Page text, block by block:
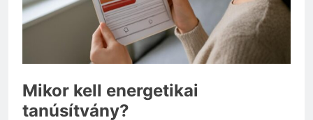
Miért fáj a váll?
3 Nap Ezelőtt
Mikor kell energetikai
tanúsítvány?